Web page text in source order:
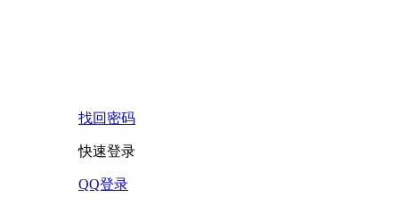
找回密码
快速登录
QQ登录